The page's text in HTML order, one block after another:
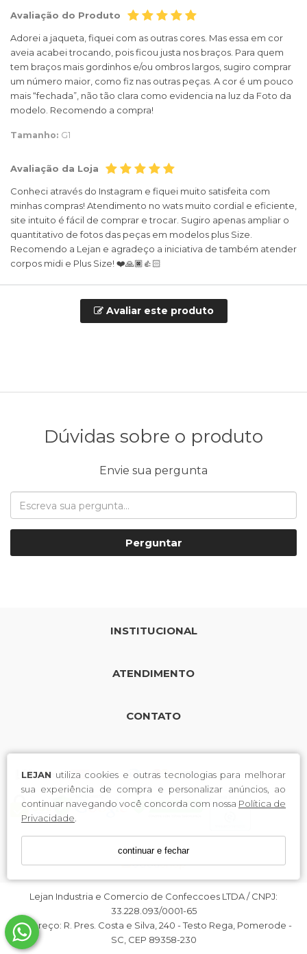
LEJAN utiliza cookies e outras tecnologias para melhorar
sua experiência de compra e personalizar anúncios, ao
continuar navegando você concorda com nossa Política de
Privacidade.
continuar e fechar
Avaliação do Produto
Adorei a jaqueta, fiquei com as outras cores. Mas essa em cor
aveia acabei trocando, pois ficou justa nos braços. Para quem
tem braços mais gordinhos e/ou ombros largos, sugiro comprar
um número maior, como fiz nas outras peças. A cor é um pouco
mais “fechada”, não tão clara como evidencia na luz da Foto da
modelo. Recomendo a compra!
Tamanho: G1
Avaliação da Loja
Conheci através do Instagram e fiquei muito satisfeita com
minhas compras! Atendimento no wats muito cordial e eficiente,
site intuito é fácil de comprar e trocar. Sugiro apenas ampliar o
quantitativo de fotos das peças em modelos plus Size.
Recomendo a Lejan e agradeço a iniciativa de também atender
corpos midi e Plus Size! ❤️🙏🏿👍🏻
Avaliar este produto
Dúvidas sobre o produto
Envie sua pergunta
Perguntar
INSTITUCIONAL
ATENDIMENTO
CONTATO
Lejan Industria e Comercio de Confeccoes LTDA / CNPJ:
33.228.093/0001-65
Endereço: R. Pres. Costa e Silva, 240 - Testo Rega, Pomerode -
SC, CEP 89358-230